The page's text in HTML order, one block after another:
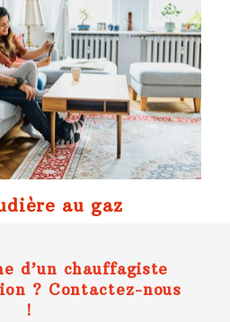
au gaz
d’un chauffagiste
? Contactez-nous
!